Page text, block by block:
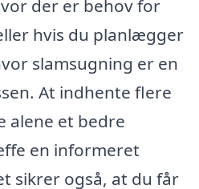
der er behov for
hvis du planlægger
slamsugning er en
At indhente flere
alene et bedre
en informeret
sikrer også, at du får